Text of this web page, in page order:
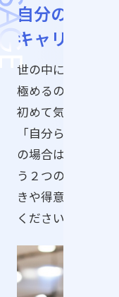
自分の「好き
キャリアの道
世の中には多くの
極めるのは簡単で
初めて気づくこと
「自分らしさ」を
の場合は、「人と
う２つの好きが今
きや得意を見つめ
ください。